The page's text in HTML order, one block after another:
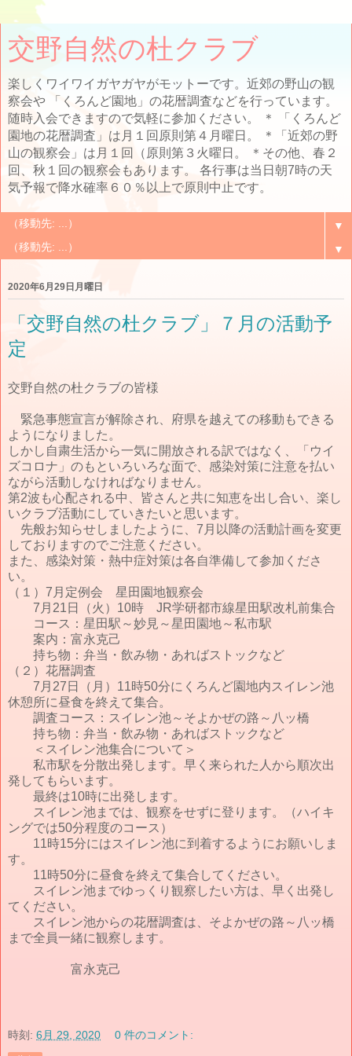
交野自然の杜クラブ
楽しくワイワイガヤガヤがモットーです。近郊の野山の観
察会や 「くろんど園地」の花暦調査などを行っています。
随時入会できますので気軽に参加ください。 ＊ 「くろんど
園地の花暦調査」は月１回原則第４月曜日。 ＊「近郊の野
山の観察会」は月１回（原則第３火曜日。 ＊その他、春２
回、秋１回の観察会もあります。 各行事は当日朝7時の天
気予報で降水確率６０％以上で原則中止です。
▼
▼
2020年6月29日月曜日
「交野自然の杜クラブ」７月の活動予
定
交野自然の杜クラブの皆様
緊急事態宣言が解除され、府県を越えての移動もできる
ようになりました。
しかし自粛生活から一気に開放される訳ではなく、「ウイ
ズコロナ」のもといろいろな面で、感染対策に注意を払い
ながら活動しなければなりません。
第2波も心配される中、皆さんと共に知恵を出し合い、楽し
いクラブ活動にしていきたいと思います。
先般お知らせしましたように、7月以降の活動計画を変更
しておりますのでご注意ください。
また、感染対策・熱中症対策は各自準備して参加くださ
い。
（１）7月定例会 星田園地観察会
7月21日（火）10時 JR学研都市線星田駅改札前集合
コース：星田駅～妙見～星田園地～私市駅
案内：富永克己
持ち物：弁当・飲み物・あればストックなど
（２）花暦調査
7月27日（月）11時50分にくろんど園地内スイレン池
休憩所に昼食を終えて集合。
調査コース：スイレン池～そよかぜの路～八ッ橋
持ち物：弁当・飲み物・あればストックなど
＜スイレン池集合について＞
私市駅を分散出発します。早く来られた人から順次出
発してもらいます。
最終は10時に出発します。
スイレン池までは、観察をせずに登ります。（ハイキ
ングでは50分程度のコース）
11時15分にはスイレン池に到着するようにお願いしま
す。
11時50分に昼食を終えて集合してください。
スイレン池までゆっくり観察したい方は、早く出発し
てください。
スイレン池からの花暦調査は、そよかぜの路～八ッ橋
まで全員一緒に観察します。
富永克己
時刻: 6月 29, 2020 0 件のコメント: